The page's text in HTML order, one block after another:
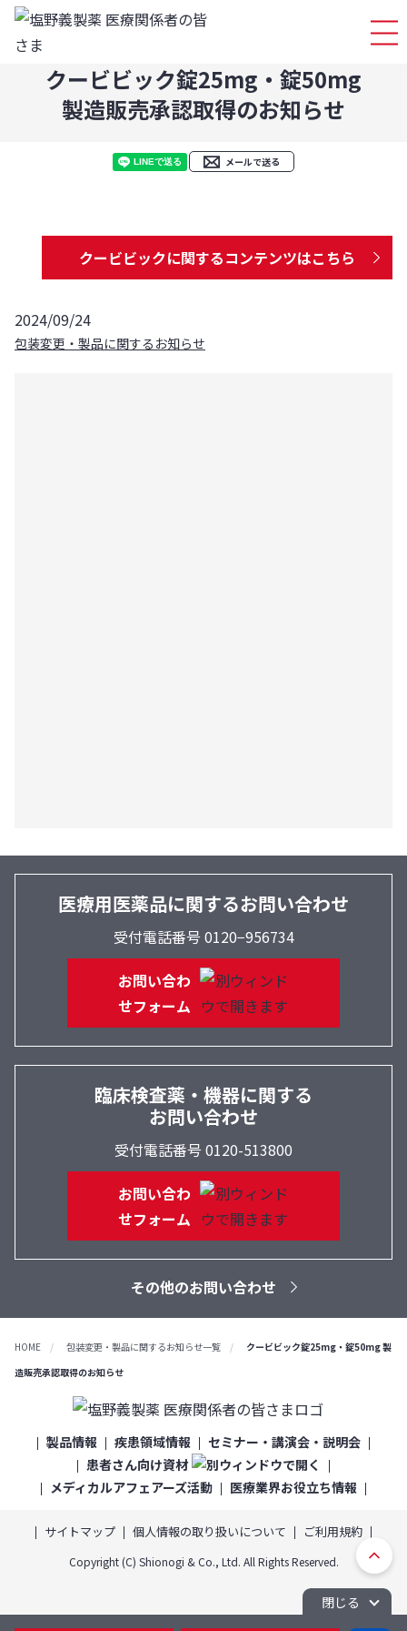
ログ
クービビック錠25mg・錠50mg
製造販売承認取得のお知らせ
メールで送る
クービビックに関するコンテンツはこちら
2024/09/24
包装変更・製品に関するお知らせ
医療用医薬品に関するお問い合わせ
受付電話番号 0120−956734
お問い合わ
せフォーム
臨床検査薬・機器に関する
お問い合わせ
受付電話番号 0120-513800
お問い合わ
せフォーム
その他のお問い合わせ
HOME 包装変更・製品に関するお知らせ一覧
クービビック錠25mg・錠50mg 製
造販売承認取得のお知らせ
製品情報 疾患領域情報
セミナー・講演会・説明会
患者さん向け資材
メディカルアフェアーズ活動
医療業界お役立ち情報
サイトマップ 個人情報の取り扱いについて ご利用規約
Copyright (C) Shionogi & Co., Ltd. All Rights Reserved.
ト
ッ
プ
へ
閉じる